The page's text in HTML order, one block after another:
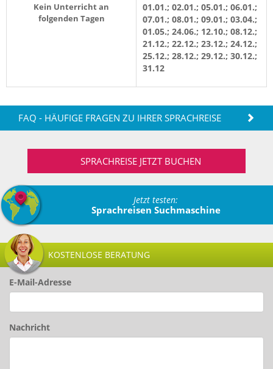
Kein Unterricht an
folgenden Tagen
01.01.; 02.01.; 05.01.; 06.01.;
07.01.; 08.01.; 09.01.; 03.04.;
01.05.; 24.06.; 12.10.; 08.12.;
21.12.; 22.12.; 23.12.; 24.12.;
25.12.; 28.12.; 29.12.; 30.12.;
31.12
FAQ - HÄUFIGE FRAGEN ZU IHRER SPRACHREISE
SPRACHREISE JETZT BUCHEN
Jetzt testen:
Sprachreisen Suchmaschine
KOSTENLOSE BERATUNG
E-Mail-Adresse
Nachricht